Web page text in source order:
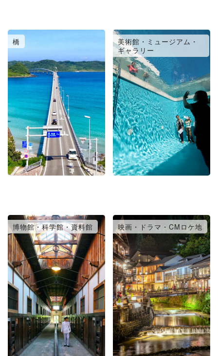
橋
美術館・ミュージアム・
ギャラリー
博物館・科学館・資料館 映画・ドラマ・CMロケ地